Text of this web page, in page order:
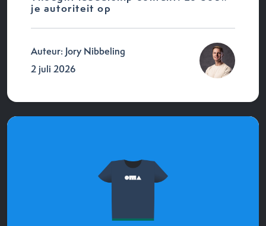
je autoriteit op
Auteur: Jory Nibbeling
2 juli 2026